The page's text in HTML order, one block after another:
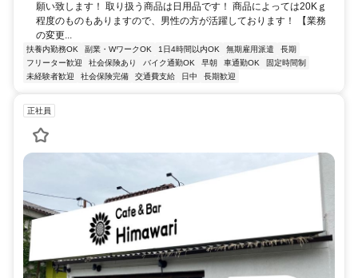
願い致します！ 取り扱う商品は日用品です！ 商品によっては20Kｇ
程度のものもありますので、男性の方が活躍しております！ 【業務
の変更...
扶養内勤務OK 副業・WワークOK 1日4時間以内OK 無期雇用派遣
長期
フリーター歓迎
社会保険あり バイク通勤OK 早朝 車通勤OK
固定時間制
未経験者歓迎
社会保険完備 交通費支給 日中 長期歓迎
正社員